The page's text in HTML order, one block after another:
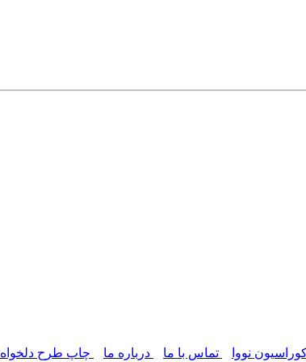
نووا تماس با ما درباره ما چاپ طرح دلخواه